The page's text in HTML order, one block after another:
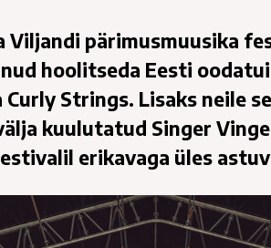
Viljandi pärimusmuusika
hoolitseda Eesti
Strings. Lisaks neile
kuulutatud Singer
erikavaga üles